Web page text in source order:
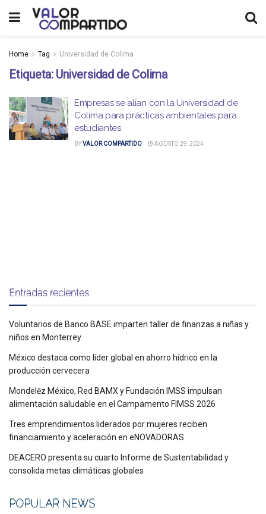
Home Tag Universidad de Colima
Etiqueta: Universidad de Colima
Empresas se alían con la Universidad de
Colima para prácticas ambientales para
estudiantes
BYVALOR COMPARTIDO AGOSTO 29, 2024
Entradas recientes
Voluntarios de Banco BASE imparten taller de finanzas a niñas y
niños en Monterrey
México destaca como líder global en ahorro hídrico en la
producción cervecera
Mondelēz México, Red BAMX y Fundación IMSS impulsan
alimentación saludable en el Campamento FIMSS 2026
Tres emprendimientos liderados por mujeres reciben
financiamiento y aceleración en eNOVADORAS
DEACERO presenta su cuarto Informe de Sustentabilidad y
consolida metas climáticas globales
POPULAR NEWS